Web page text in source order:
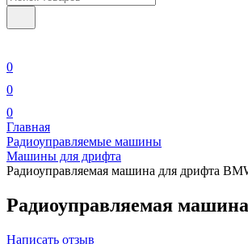
0
0
0
Главная
Радиоуправляемые машины
Машины для дрифта
Радиоуправляемая машина для дрифта
Радиоуправляемая
Написать отзыв